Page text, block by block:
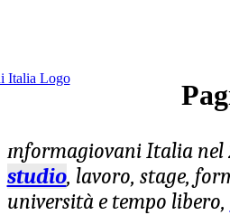
InformagiovaniItalia nel
studio, lavoro, stage,
università e tempo libero,